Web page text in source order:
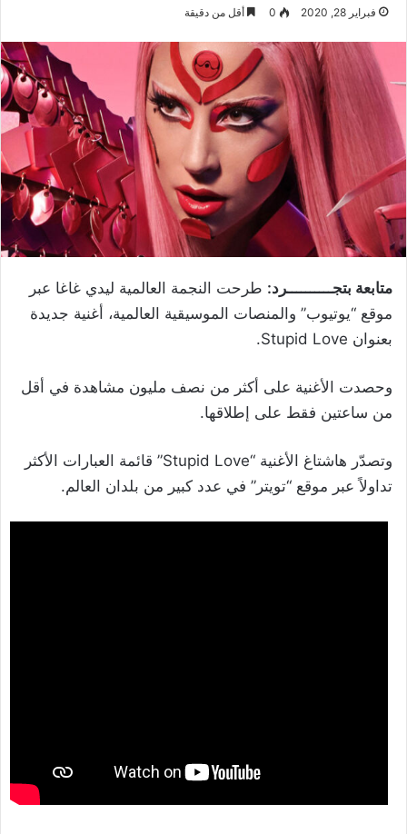
فبراير 28, 2020 0 أقل من دقيقة
متابعة بتجــــــــــرد: طرحت النجمة العالمية ليدي غاغا عبر
موقع “يوتيوب” والمنصات الموسيقية العالمية، أغنية جديدة
بعنوان Stupid Love.
وحصدت الأغنية على أكثر من نصف مليون مشاهدة في أقل
من ساعتين فقط على إطلاقها.
وتصدّر هاشتاغ الأغنية “Stupid Love” قائمة العبارات الأكثر
تداولاً عبر موقع “تويتر” في عدد كبير من بلدان العالم.